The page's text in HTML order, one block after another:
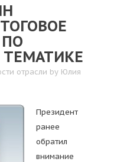
отрасли by Юлия
Президент
ранее
обратил
внимание